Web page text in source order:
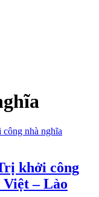
khởi công
– Lào